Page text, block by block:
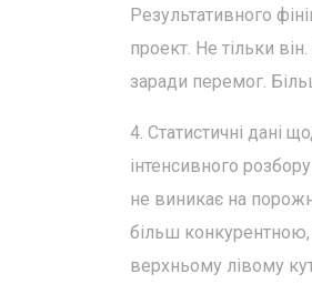
Результативного
проект. Не тільки
заради перемог.
4. Статистичні дані
інтенсивного
не виникає на
більш конкурентною,
верхньому лівому